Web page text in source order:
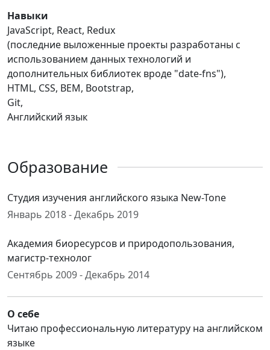
Навыки
JavaScript, React, Redux
(последние выложенные проекты разработаны с
использованием данных технологий и
дополнительных библиотек вроде "date-fns"),
HTML, CSS, BEM, Bootstrap,
Git,
Английский язык
Образование
Студия изучения английского языка New-Tone
Январь 2018 - Декабрь 2019
Академия биоресурсов и природопользования,
магистр-технолог
Сентябрь 2009 - Декабрь 2014
О себе
Читаю профессиональную литературу на английском
языке